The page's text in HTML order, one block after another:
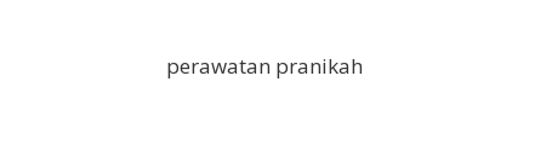
perawatan pranikah